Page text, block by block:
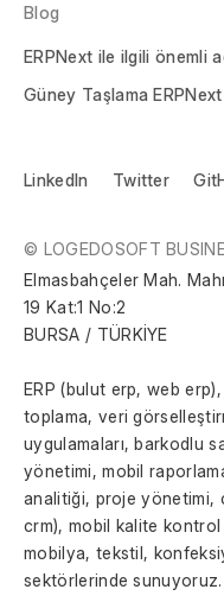
Blog
ERPNext ile ilgili önemli
Güney Taşlama
LinkedIn Twitter
© LOGEDOSOFT
Elmasbahçeler Mah.
19 Kat:1 No:2
BURSA / TÜRKİYE
ERP (bulut erp, web
toplama, veri
uygulamaları, barkodlu
yönetimi, mobil
analitiği, proje yönetimi,
crm), mobil kalite
mobilya, tekstil,
sektörlerinde sunuyoruz.